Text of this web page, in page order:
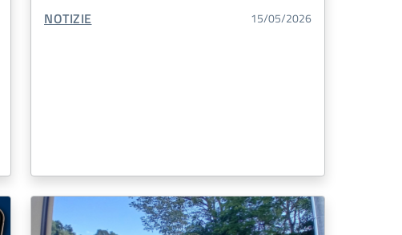
TIPO CONTENUTO:
NOTIZIE 15/05/2026